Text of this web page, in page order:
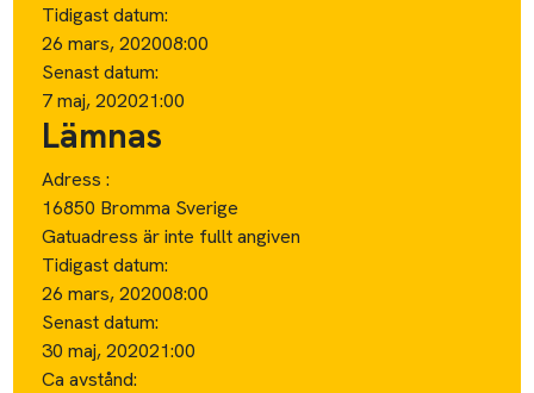
Tidigast datum:
26 mars, 202008:00
Senast datum:
7 maj, 202021:00
Lämnas
Adress :
16850 Bromma Sverige
Gatuadress är inte fullt angiven
Tidigast datum:
26 mars, 202008:00
Senast datum:
30 maj, 202021:00
Ca avstånd: